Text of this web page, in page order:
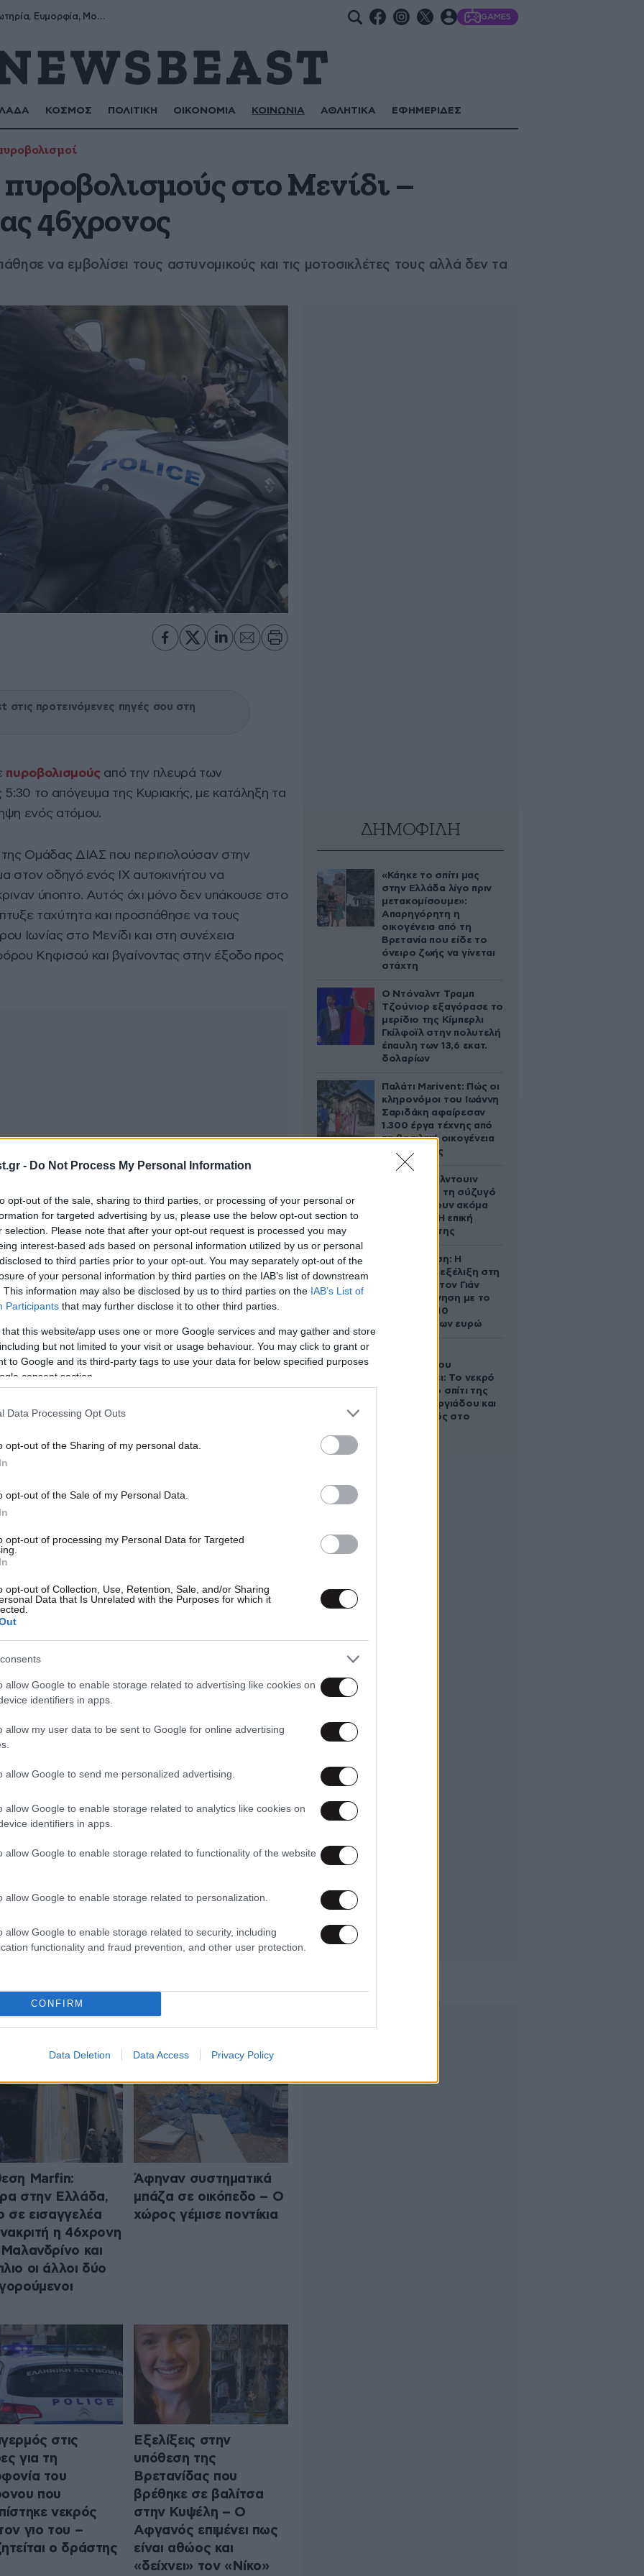
- Do Not Process My Personal Information
opt-out of the sale, sharing to third parties, or processing of your personal or
for targeted advertising by us, please use the below opt-out section to
selection. Please note that after your opt-out request is processed you may
interest-based ads based on personal information utilized by us or personal
to third parties prior to your opt-out. You may separately opt-out of the
of your personal information by third parties on the IAB’s list of downstream
This information may also be disclosed by us to third parties on the IAB’s List of
Participants that may further disclose it to other third parties.
that this website/app uses one or more Google services and may gather and store
but not limited to your visit or usage behaviour. You may click to grant or
to Google and its third-party tags to use your data for below specified purposes
consent section.
Data Processing Opt Outs
opt-out of the Sharing of my personal data.
opt-out of the Sale of my Personal Data.
opt-out of processing my Personal Data for Targeted
opt-out of Collection, Use, Retention, Sale, and/or Sharing
Data that Is Unrelated with the Purposes for which it
allow Google to enable storage related to advertising like cookies on
identifiers in apps.
allow my user data to be sent to Google for online advertising
allow Google to send me personalized advertising.
allow Google to enable storage related to analytics like cookies on
identifiers in apps.
allow Google to enable storage related to functionality of the website
allow Google to enable storage related to personalization.
allow Google to enable storage related to security, including
functionality and fraud prevention, and other user protection.
CONFIRM
Data Deletion Data Access Privacy Policy
Σωτήρης, Σωτηρία, Ευμορφία, Μορφούλα GAMES
ΚΟΣΜΟΣ ΠΟΛΙΤΙΚΗ ΟΙΚΟΝΟΜΙΑ ΚΟΙΝΩΝΙΑ ΑΘΛΗΤΙΚΑ ΕΦΗΜΕΡΙΔΕΣ
στο Μενίδι –
46χρονος
να εμβολίσει τους αστυνομικούς και τις μοτοσικλέτες τους αλλά δεν τα
στις προτεινόμενες πηγές σου στη
πυροβολισμούςαπό την πλευρά των
5:30 το απόγευμα της Κυριακής, με κατάληξη τα
ενός ατόμου.
της Ομάδας ΔΙΑΣ που περιπολούσαν στην
στον οδηγό ενός ΙΧ αυτοκινήτου να
ύποπτο. Αυτός όχι μόνο δεν υπάκουσε στο
ταχύτητα και προσπάθησε να τους
Ιωνίας στο Μενίδι και στη συνέχεια
Κηφισού και βγαίνοντας στην έξοδο προς
επιχειρήσεων και ζητώντας
το όχημα και στη συμβολή των οδών
εγκλωβίσει. Εκεί, ο οδηγός του οχήματος
όπισθεν, πάτησε γκάζι και επιχείρησε να
μοτοσικλέτες του, χωρίς να τα καταφέρει.
με το υπηρεσιακό πιστόλι του στα
από λίγο ακινητοποιήθηκε πλήρως.
στο Τμήμα Δίωξης & Εξιχνίασης
είχε κλαπεί νωρίτερα από την περιοχή
ΔΗΜΟΦΙΛΗ
«Κάηκε το σπίτι μας
στην Ελλάδα λίγο πριν
μετακομίσουμε»:
Απαρηγόρητη η
οικογένεια από τη
Βρετανία που είδε το
όνειρο ζωής να γίνεται
στάχτη
Ο Ντόναλντ Τραμπ
Τζούνιορ εξαγόρασε το
μερίδιο της Κίμπερλι
Γκίλφοϊλ στην πολυτελή
έπαυλη των 13,6 εκατ.
δολαρίων
Παλάτι Marivent: Πώς οι
κληρονόμοι του Ιωάννη
Σαριδάκη αφαίρεσαν
1.300 έργα τέχνης από
τη βασιλική οικογένεια
της Ισπανίας
Ο Άλεκ Μπάλντουιν
ζήτησε από τη σύζυγό
του να κάνουν ακόμα
ένα παιδί – Η επική
αντίδρασή της
Αθηνά Ωνάση: Η
απρόσμενη εξέλιξη στη
διαμάχη με τον Γιάν
Τοπς – Η κίνηση με το
άλογο των 10
εκατομμυρίων ευρώ
Τζώρτζογλου
αποκαλύπτει: Το νεκρό
έμβρυο στο σπίτι της
Μαρίας Γεωργιάδου και
ο εγκλεισμός στο
ΚΟΙΝΩΝΙΑ
Marfin:
στην Ελλάδα,
σε εισαγγελέα
η 46χρονη
και
οι άλλοι δύο
Άφηναν συστηματικά
μπάζα σε οικόπεδο – Ο
χώρος γέμισε ποντίκια
στις
για τη
του
που
νεκρός
γιο του –
ο δράστης
Εξελίξεις στην
υπόθεση της
Βρετανίδας που
βρέθηκε σε βαλίτσα
στην Κυψέλη – Ο
Αφγανός επιμένει πως
είναι αθώος και
«δείχνει» τον «Νίκο»